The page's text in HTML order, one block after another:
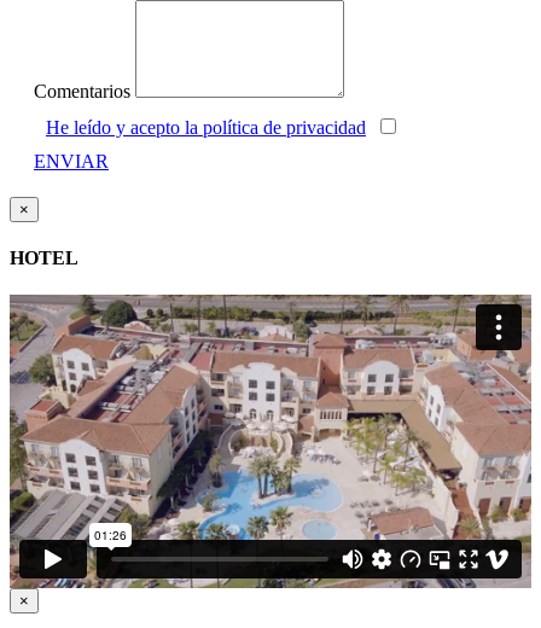
Comentarios
He leído y acepto la política de privacidad
ENVIAR
×
HOTEL
×